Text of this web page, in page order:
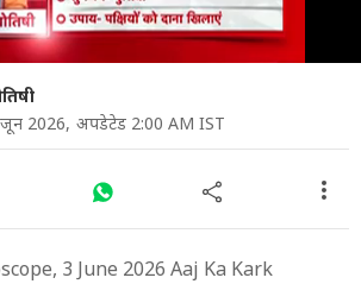
2026, अपडेटेड 2:00 AM IST
3 June 2026 Aaj Ka Kark